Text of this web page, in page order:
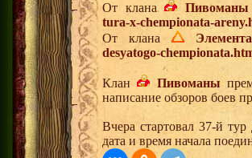
От клана Пивоманы
tura-x-chempionata-
От клана
desyatogo-
Клан Пивоманы
написание обзоров боев
Вчера стартовал 37-й
дата и время начала